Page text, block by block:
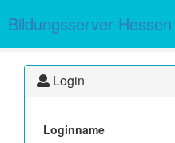
Bildungsserver Hessen
Login
Loginname